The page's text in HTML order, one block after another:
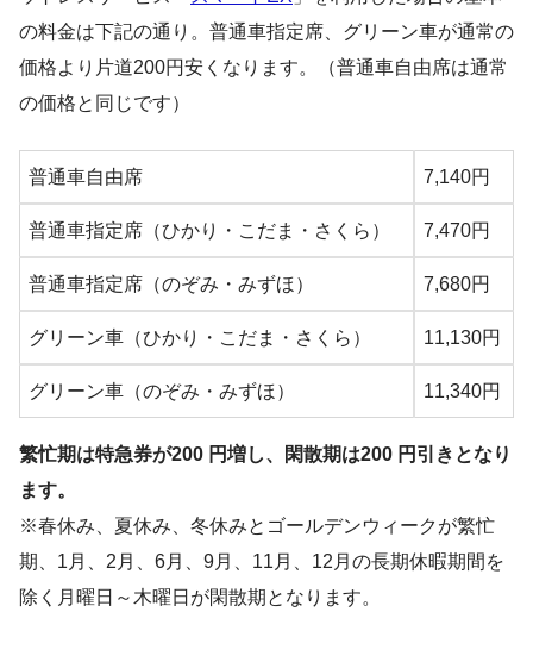
の料金は下記の通り。普通車指定席、グリーン車が通常の
価格より片道200円安くなります。（普通車自由席は通常
の価格と同じです）
普通車自由席 7,140円
普通車指定席（ひかり・こだま・さくら） 7,470円
普通車指定席（のぞみ・みずほ） 7,680円
グリーン車（ひかり・こだま・さくら） 11,130円
グリーン車（のぞみ・みずほ） 11,340円
繁忙期は特急券が200 円増し、閑散期は200 円引きとなり
ます。
※春休み、夏休み、冬休みとゴールデンウィークが繁忙
期、1月、2月、6月、9月、11月、12月の長期休暇期間を
除く月曜日～木曜日が閑散期となります。